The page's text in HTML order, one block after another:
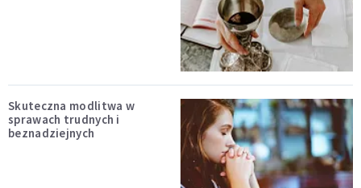
Skuteczna modlitwa w
sprawach trudnych i
beznadziejnych